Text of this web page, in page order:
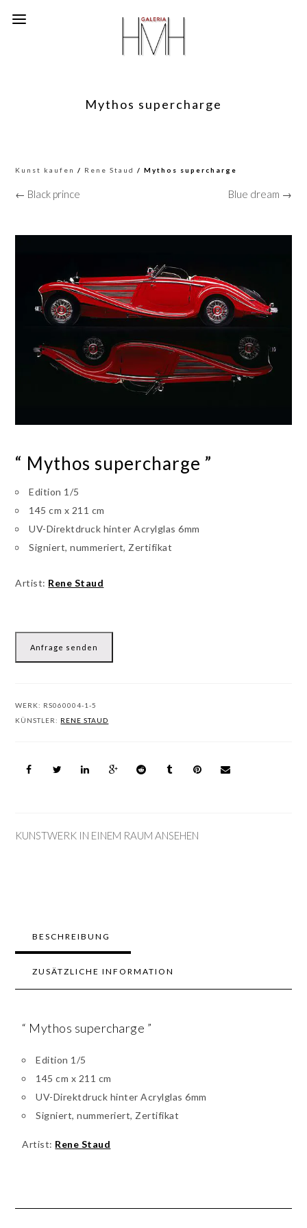
Mythos supercharge
Kunst kaufen / Rene Staud / Mythos supercharge
← Black prince Blue dream →
“ Mythos supercharge ”
Edition 1/5
145 cm x 211 cm
UV-Direktdruck hinter Acrylglas 6mm
Signiert, nummeriert, Zertifikat
Artist: Rene Staud
Anfrage senden
WERK: RS060004-1-5
KÜNSTLER: RENE STAUD
KUNSTWERK IN EINEM RAUM ANSEHEN
BESCHREIBUNG
ZUSÄTZLICHE INFORMATION
“ Mythos supercharge ”
Edition 1/5
145 cm x 211 cm
UV-Direktdruck hinter Acrylglas 6mm
Signiert, nummeriert, Zertifikat
Artist: Rene Staud